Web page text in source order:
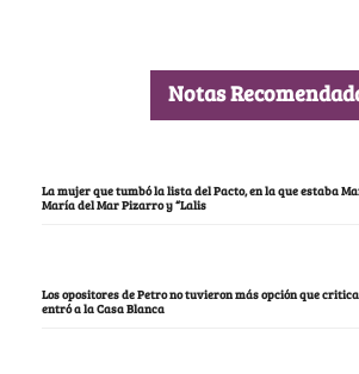
Notas
La mujer que tumbó la lista del Pacto, en la que estaba
María del Mar Pizarro y “Lalis
Los opositores de Petro no tuvieron más opción que
entró a la Casa Blanca